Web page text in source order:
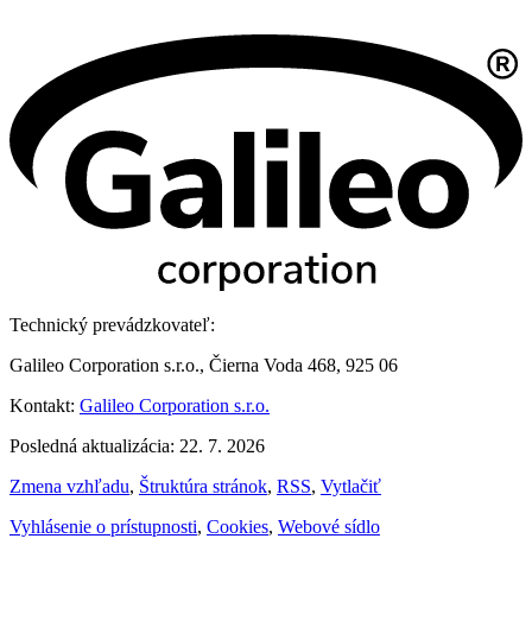
Technický prevádzkovateľ:
Galileo Corporation s.r.o., Čierna Voda 468, 925 06
Kontakt: Galileo Corporation s.r.o.
Posledná aktualizácia: 22. 7. 2026
Zmena vzhľadu, Štruktúra stránok, RSS, Vytlačiť
Vyhlásenie o prístupnosti, Cookies, Webové sídlo